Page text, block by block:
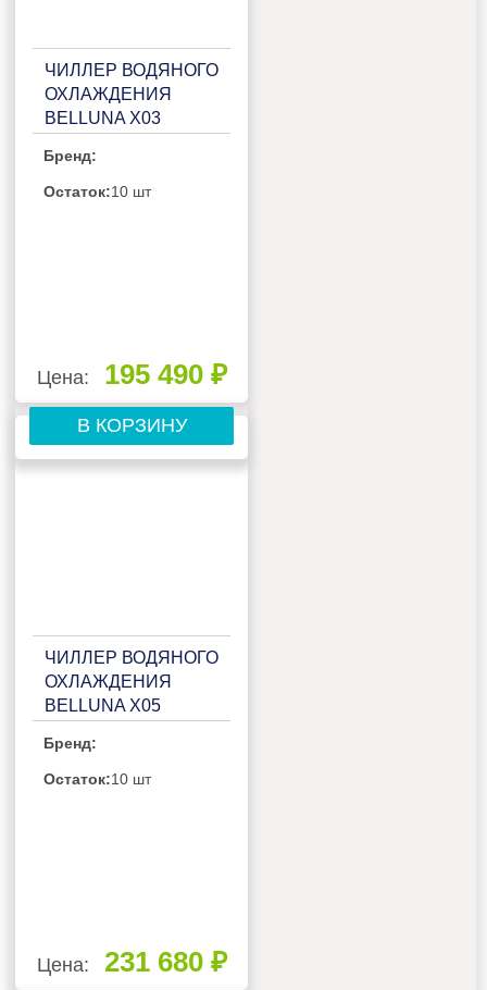
ЧИЛЛЕР ВОДЯНОГО
ОХЛАЖДЕНИЯ
BELLUNA X03
Бренд:
Остаток:10 шт
Цена: 195 490 ₽
В КОРЗИНУ
ЧИЛЛЕР ВОДЯНОГО
ОХЛАЖДЕНИЯ
BELLUNA X05
Бренд:
Остаток:10 шт
Цена: 231 680 ₽